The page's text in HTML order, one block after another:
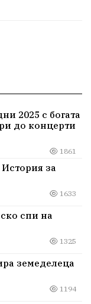
2025 с богата
до концерти
1861
за
1633
спи на
1325
земеделеца
1194